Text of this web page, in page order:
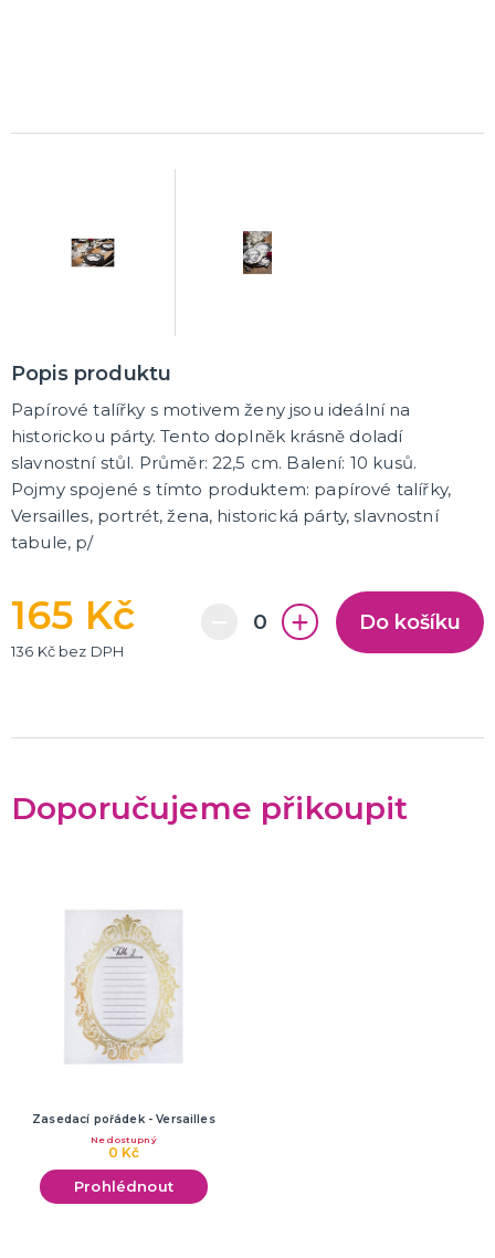
Šerpy na rozlučku se svobodou
SVATEBNÍ FOTOKOUTEK
Popis produktu
Papírové talířky s motivem ženy jsou ideální na
historickou párty. Tento doplněk krásně doladí
slavnostní stůl. Průměr: 22,5 cm. Balení: 10 kusů.
Pojmy spojené s tímto produktem: papírové talířky,
Versailles, portrét, žena, historická párty, slavnostní
tabule, p/
165 Kč
136 Kč bez DPH
Do košíku
Doporučujeme přikoupit
Zasedací pořádek - Versailles
0 Kč
Nedostupný
Prohlédnout